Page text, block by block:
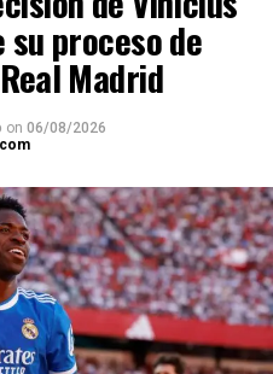
su proceso de
Madrid
on 06/08/2026